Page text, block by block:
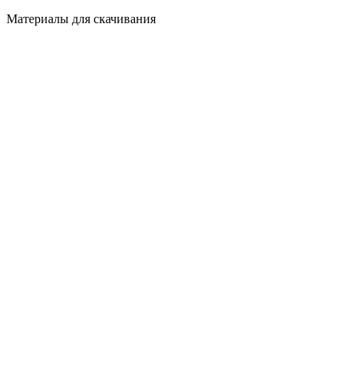
Материалы для скачивания